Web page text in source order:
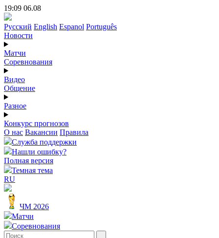
19:09 06.08
Русский English Espanol Português
Новости
Матчи
Соревнования
Видео
Общение
Разное
Конкурс прогнозов
О нас Вакансии Правила
Служба поддержки
Нашли ошибку?
Полная версия
Темная тема
RU
ЧМ 2026
Матчи
Соревнования